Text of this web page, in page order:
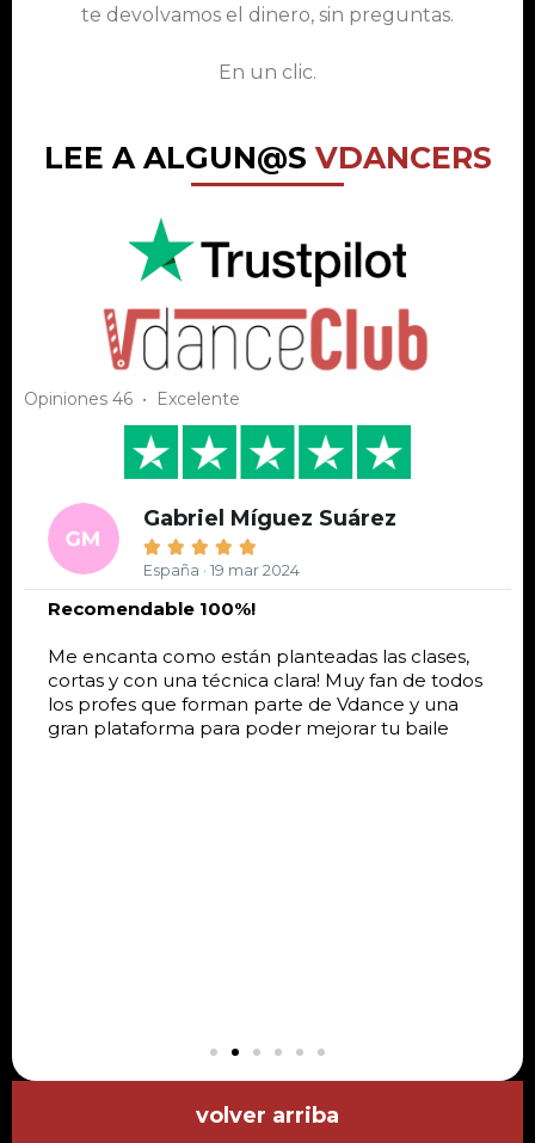
te devolvamos el dinero, sin preguntas.
En un clic.
LEE A ALGUN@S VDANCERS
Opiniones 46 • Excelente
Gabriel Míguez Suárez
    
España · 19 mar 2024
Recomendable 100%!
Me encanta como están planteadas las clases,
cortas y con una técnica clara! Muy fan de todos
los profes que forman parte de Vdance y una
gran plataforma para poder mejorar tu baile
volver arriba